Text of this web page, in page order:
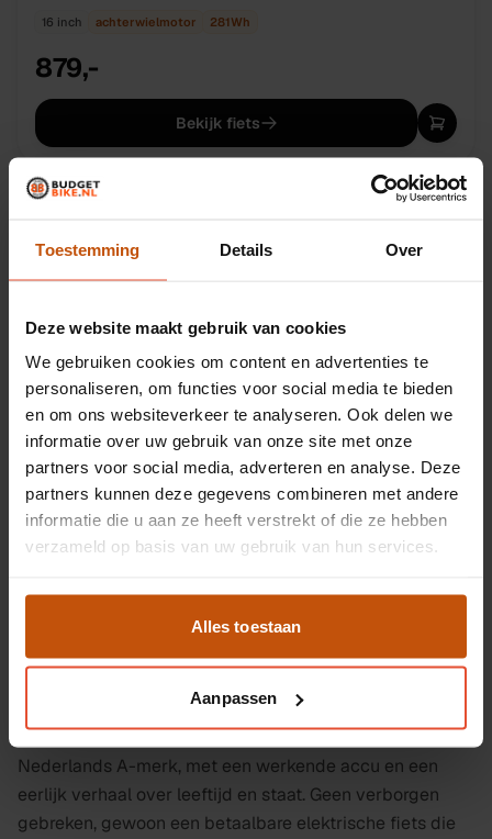
Toestemming Details Over
Deze website maakt gebruik van cookies
We gebruiken cookies om content en advertenties te
personaliseren, om functies voor social media te bieden
en om ons websiteverkeer te analyseren. Ook delen we
informatie over uw gebruik van onze site met onze
partners voor social media, adverteren en analyse. Deze
partners kunnen deze gegevens combineren met andere
informatie die u aan ze heeft verstrekt of die ze hebben
verzameld op basis van uw gebruik van hun services.
Alles toestaan
Aanpassen
16 inch achterwielmotor 281Wh
879,-
Bekijk fiets
NIEUW OP BESTELLING
ALTEC
468wh 39 cm
39 cm 20 inch voorwielmotor
999,-
Bekijk fiets
Een tweedehands e-bike onder
1000 euro uit Leiden
Elektrisch fietsen voor minder dan €1.000 is mogelijk,
door onze monteurs is nagekeken. Voor dit budget krijg
je vaak een oudere of nettere gebruikte e-bike van een
Nederlands A-merk, met een werkende accu en een
eerlijk verhaal over leeftijd en staat. Geen verborgen
gebreken, gewoon een betaalbare elektrische fiets die